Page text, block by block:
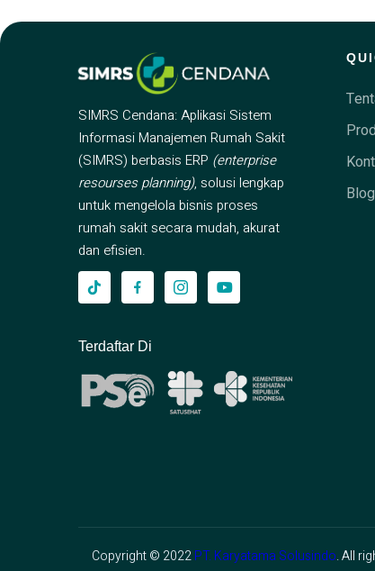
SIMRS Cendana: Aplikasi Sistem
Informasi Manajemen Rumah Sakit
(SIMRS) berbasis ERP (enterprise
resourses planning), solusi lengkap
untuk mengelola bisnis proses
rumah sakit secara mudah, akurat
dan efisien.
Terdaftar Di
Blog
Copyright © 2022PT. Karyatama Solusindo. All